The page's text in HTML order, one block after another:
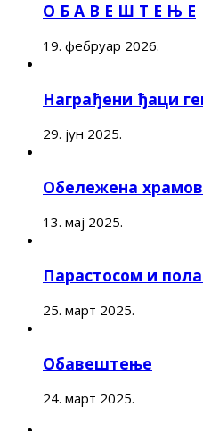
О Б А В Е Ш Т Е Њ Е
19. фебруар 2026.
Награђени ђаци
29. јун 2025.
Обележена
13. мај 2025.
Парастосом и
25. март 2025.
Обавештење
24. март 2025.